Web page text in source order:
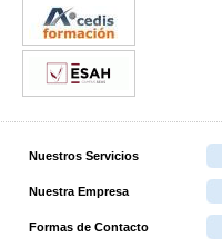
Nuestros Servicios
Nuestra Empresa
Formas de Contacto